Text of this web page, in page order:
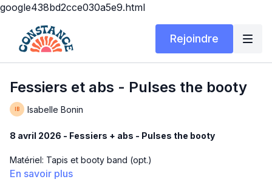
google438bd2cce030a5e9.html
Rejoindre
Fessiers et abs - Pulses the booty
Isabelle Bonin
8 avril 2026 - Fessiers + abs - Pulses the booty
Matériel: Tapis et booty band (opt.)
En savoir plus